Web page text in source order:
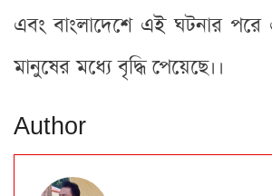
এবং বাংলাদেশে এই ঘটনার পরে
মানুষের মধ্যে বৃদ্ধি পেয়েছে।।
Author